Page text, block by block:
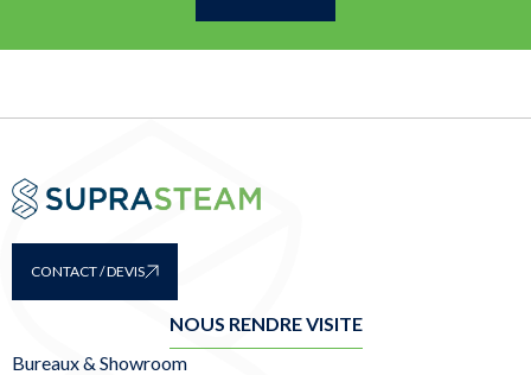
CONTACT / DEVIS
NOUS RENDRE VISITE
Bureaux & Showroom